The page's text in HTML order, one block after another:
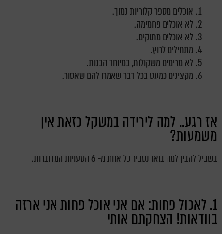
אוכלים מספר קלוריות נמוך.
לא אוכלים פחמימה.
לא אוכלים מתוקים.
מתחילים לרוץ.
לא מרימים משקולות, במיוחד הבנות.
מקצינים כמעט בכל דבר שאמרו להם שאסור.
אז רגע.. למה לירידה במשקל כזאת אין
משמעות?
בשביל להבין למה בואו נסביר כל אחת מ- 6 הטעויות המדוברות.
1. לאכול פחות: אם אני אוכל פחות אני ארזה
בוודאות! הצחקתם אותי